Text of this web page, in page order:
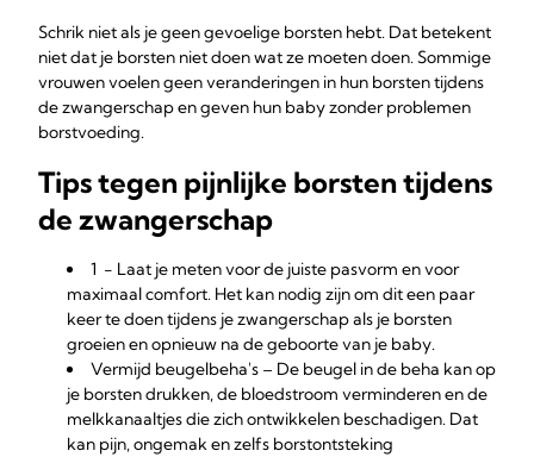
Schrik niet als je geen gevoelige borsten hebt. Dat betekent
niet dat je borsten niet doen wat ze moeten doen. Sommige
vrouwen voelen geen veranderingen in hun borsten tijdens
de zwangerschap en geven hun baby zonder problemen
borstvoeding.
Tips tegen pijnlijke borsten tijdens
de zwangerschap
1 - Laat je meten voor de juiste pasvorm en voor
maximaal comfort. Het kan nodig zijn om dit een paar
keer te doen tijdens je zwangerschap als je borsten
groeien en opnieuw na de geboorte van je baby.
Vermijd beugelbeha's – De beugel in de beha kan op
je borsten drukken, de bloedstroom verminderen en de
melkkanaaltjes die zich ontwikkelen beschadigen. Dat
kan pijn, ongemak en zelfs borstontsteking